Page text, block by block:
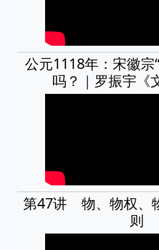
公元1118年：宋徽宗
吗？｜罗振宇《
第47讲 物、物权、
则